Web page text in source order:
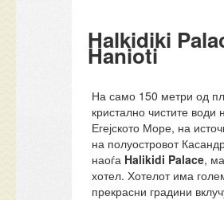
Halkidiki
Hanioti
На само 150 метри од
кристално чистите води
Егејското Море, на
на полуостровот
наоѓа Halikidi Palace,
хотел. Хотелот има
прекрасни градини